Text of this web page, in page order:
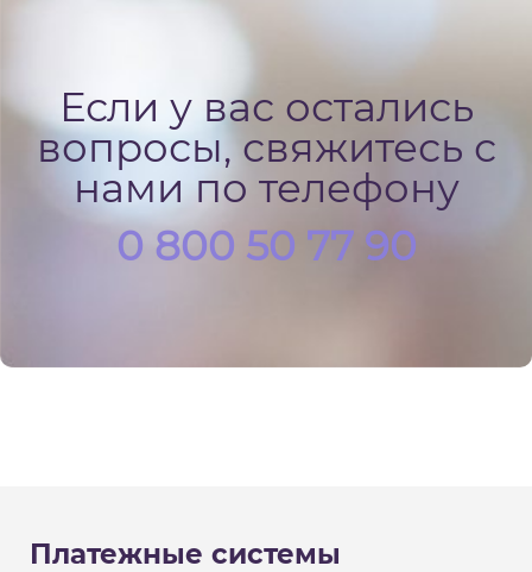
Если у вас остались
вопросы, свяжитесь с
нами по телефону
0 800 50 77 90
Платежные системы